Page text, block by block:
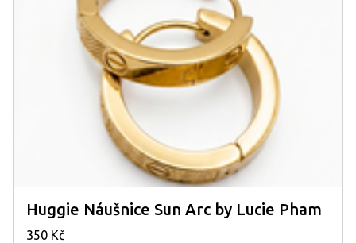
Huggie Náušnice Sun Arc by Lucie Pham
350 Kč